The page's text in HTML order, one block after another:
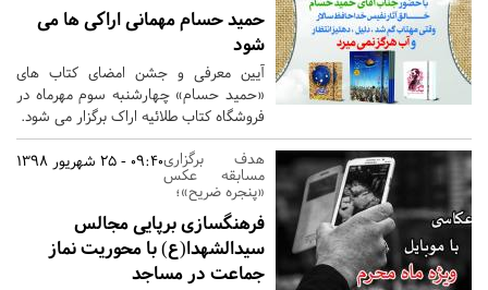
حمید حسام مهمانی اراکی ها می
شود
آیین معرفی و جشن امضای کتاب های
«حمید حسام» چهارشنبه سوم مهرماه در
فروشگاه کتاب طلائیه اراک برگزار می شود.
09:40 - 25 شهریور 1398هدف برگزاری
مسابقه عکس
«پنجره ضریح»؛
فرهنگسازی برپایی مجالس
سیدالشهدا(ع) با محوریت نماز
جماعت در مساجد